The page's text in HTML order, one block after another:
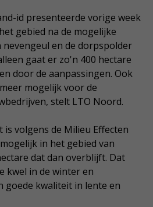
id presenteerde vorige week
gebied na de mogelijke
nevengeul en de dorpspolder
gaat er zo'n 400 hectare
door de aanpassingen. Ook
mogelijk voor de
stelt LTO Noord.
volgens de Milieu Effecten
in het gebied van
dat dan overblijft. Dat
kwel in de winter en
goede kwaliteit in lente en